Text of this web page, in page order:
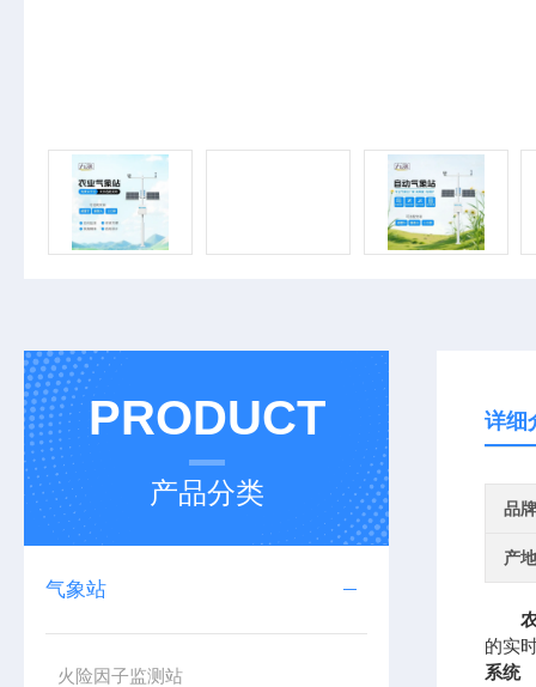
PRODUCT
产品分类
气象站
火险因子监测站
详细
品牌
产
的实
系统